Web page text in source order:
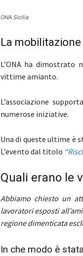
ONA Sicilia
La
L’ONA ha dimostrato
vittime amianto.
L’associazione
numerose iniziative.
Una di queste ultime è
L’evento dal titolo
Quali erano le
Abbiamo chiesto un
lavoratori esposti
regione dimenticata
In che modo è